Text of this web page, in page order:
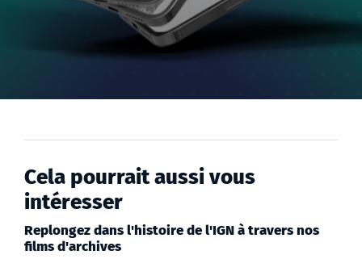
Cela pourrait aussi vous
intéresser
Replongez dans l'histoire de l'IGN à travers nos
films d'archives